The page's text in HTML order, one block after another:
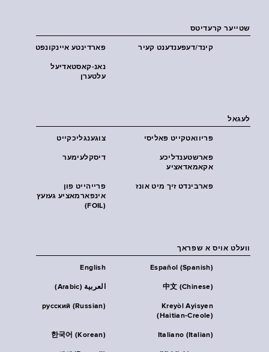
שטייער קרעדיטס
פארדינטע איינקונפט קינד/דעפענדענט קעיר
נאנ-קאסטאדיעל
עלטערן
לעגאל
צוגענגליכקייט פּריוואטקייט פּאליסי
דיסקלעימער
פארשטענדליכע
אקאמאדאציע
פרייהייט פון
אינפארמאציע געזעץ
(FOIL)
פארבינדט זיך מיט אונז
וועלט אויס א שפראך
English Español (Spanish)
العربية (Arabic) 中文 (Chinese)
русский (Russian)
Kreyòl Ayisyen
(Haitian-Creole)
한국어 (Korean) Italiano (Italian)